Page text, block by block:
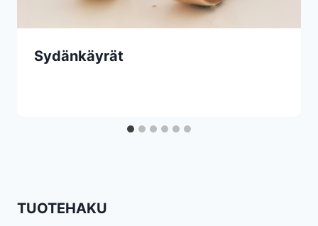
Sydänkäyrät
TUOTEHAKU